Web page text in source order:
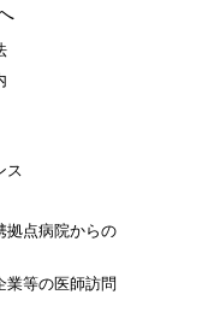
ス
拠点病院からの
業等の医師訪問